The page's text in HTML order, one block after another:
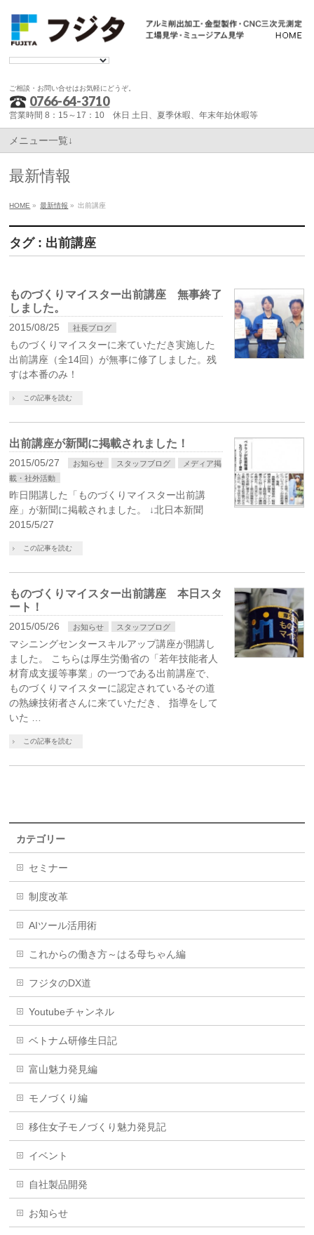
ご相談・お問い合せはお気軽にどうぞ。
0766-64-3710
営業時間 8：15～17：10 休日 土日、夏季休暇、年末年始休暇等
メニュー一覧↓
最新情報
HOME » 最新情報 » 出前講座
タグ : 出前講座
ものづくりマイスター出前講座 無事終了
しました。
2015/08/25 社長ブログ
ものづくりマイスターに来ていただき実施した
出前講座（全14回）が無事に修了しました。残
すは本番のみ！
この記事を読む
出前講座が新聞に掲載されました！
2015/05/27 お知らせ スタッフブログ
メディア掲
載・社外活動
昨日開講した「ものづくりマイスター出前講
座」が新聞に掲載されました。 ↓北日本新聞
2015/5/27
この記事を読む
ものづくりマイスター出前講座 本日スタ
ート！
2015/05/26 お知らせ スタッフブログ
マシニングセンタースキルアップ講座が開講し
ました。 こちらは厚生労働省の「若年技能者人
材育成支援等事業」の一つである出前講座で、
ものづくりマイスターに認定されているその道
の熟練技術者さんに来ていただき、 指導をして
いた …
この記事を読む
カテゴリー
セミナー
制度改革
AIツール活用術
これからの働き方～はる母ちゃん編
フジタのDX道
Youtubeチャンネル
ベトナム研修生日記
富山魅力発見編
モノづくり編
移住女子モノづくり魅力発見記
イベント
自社製品開発
お知らせ